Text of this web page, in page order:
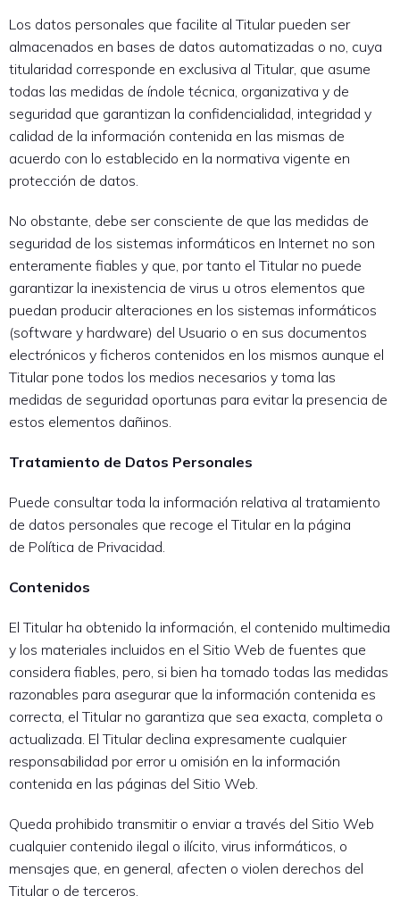
Los datos personales que facilite al Titular pueden ser
almacenados en bases de datos automatizadas o no, cuya
titularidad corresponde en exclusiva al Titular, que asume
todas las medidas de índole técnica, organizativa y de
seguridad que garantizan la confidencialidad, integridad y
calidad de la información contenida en las mismas de
acuerdo con lo establecido en la normativa vigente en
protección de datos.
No obstante, debe ser consciente de que las medidas de
seguridad de los sistemas informáticos en Internet no son
enteramente fiables y que, por tanto el Titular no puede
garantizar la inexistencia de virus u otros elementos que
puedan producir alteraciones en los sistemas informáticos
(software y hardware) del Usuario o en sus documentos
electrónicos y ficheros contenidos en los mismos aunque el
Titular pone todos los medios necesarios y toma las
medidas de seguridad oportunas para evitar la presencia de
estos elementos dañinos.
Tratamiento de Datos Personales
Puede consultar toda la información relativa al tratamiento
de datos personales que recoge el Titular en la página
de Política de Privacidad.
Contenidos
El Titular ha obtenido la información, el contenido multimedia
y los materiales incluidos en el Sitio Web de fuentes que
considera fiables, pero, si bien ha tomado todas las medidas
razonables para asegurar que la información contenida es
correcta, el Titular no garantiza que sea exacta, completa o
actualizada. El Titular declina expresamente cualquier
responsabilidad por error u omisión en la información
contenida en las páginas del Sitio Web.
Queda prohibido transmitir o enviar a través del Sitio Web
cualquier contenido ilegal o ilícito, virus informáticos, o
mensajes que, en general, afecten o violen derechos del
Titular o de terceros.